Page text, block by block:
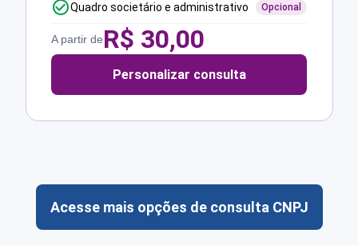
Quadro societário e administrativo Opcional
A partir deR$ 30,00
Personalizar consulta
Acesse mais opções de consulta CNPJ